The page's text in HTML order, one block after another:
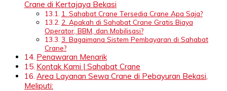
Crane di Kertajaya Bekasi
1. Sahabat Crane Tersedia Crane Apa Saja?
2. Apakah di Sahabat Crane Gratis Biaya
Operator, BBM, dan Mobilisasi?
3. Bagaimana Sistem Pembayaran di Sahabat
Crane?
Penawaran Menarik
Kontak Kami | Sahabat Crane
Area Layanan Sewa Crane di Pebayuran Bekasi,
Meliputi: